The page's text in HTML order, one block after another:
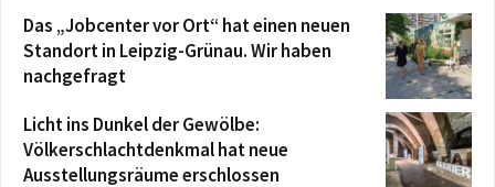
Das „Jobcenter vor Ort“ hat einen neuen
Standort in Leipzig-Grünau. Wir haben
nachgefragt
Licht ins Dunkel der Gewölbe:
Völkerschlachtdenkmal hat neue
Ausstellungsräume erschlossen